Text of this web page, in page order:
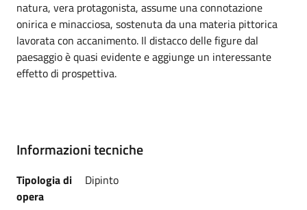
natura, vera protagonista, assume una connotazione
onirica e minacciosa, sostenuta da una materia pittorica
lavorata con accanimento. Il distacco delle figure dal
paesaggio è quasi evidente e aggiunge un interessante
effetto di prospettiva.
Informazioni tecniche
Tipologia di
opera
Dipinto